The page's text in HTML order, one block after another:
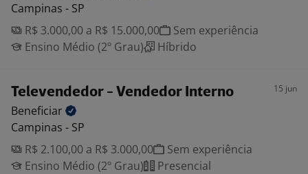
Campinas - SP
R$ 3.000,00 a R$ 15.000,00
Sem experiência
Ensino Médio (2º Grau)
Híbrido
Televendedor - Vendedor Interno 15 jun
Beneficiar
Campinas - SP
R$ 2.100,00 a R$ 3.000,00
Sem experiência
Ensino Médio (2º Grau)
Presencial